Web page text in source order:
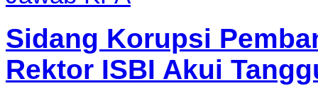
Sidang Korupsi
Rektor ISBI Akui